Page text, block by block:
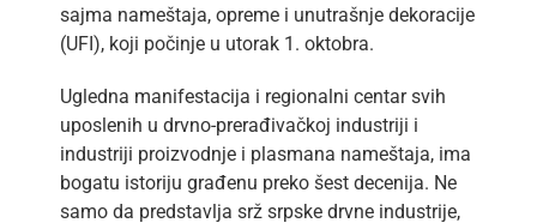
sajma nameštaja, opreme i unutrašnje dekoracije
(UFI), koji počinje u utorak 1. oktobra.
Ugledna manifestacija i regionalni centar svih
uposlenih u drvno-prerađivačkoj industriji i
industriji proizvodnje i plasmana nameštaja, ima
bogatu istoriju građenu preko šest decenija. Ne
samo da predstavlja srž srpske drvne industrije,